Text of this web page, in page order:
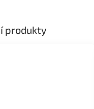
produkty